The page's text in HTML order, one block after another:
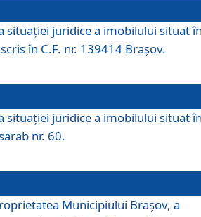
situației juridice a imobilului situat
în C.F. nr. 139414 Brașov.
situației juridice a imobilului situat
nr. 60.
Municipiului Brașov, a